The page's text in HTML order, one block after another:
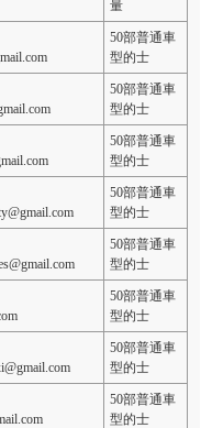
量
50部普通車
型的士
50部普通車
型的士
50部普通車
型的士
50部普通車
型的士
50部普通車
型的士
50部普通車
型的士
50部普通車
型的士
50部普通車
型的士